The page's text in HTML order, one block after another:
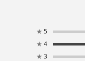
★ 5
★ 4
★ 3